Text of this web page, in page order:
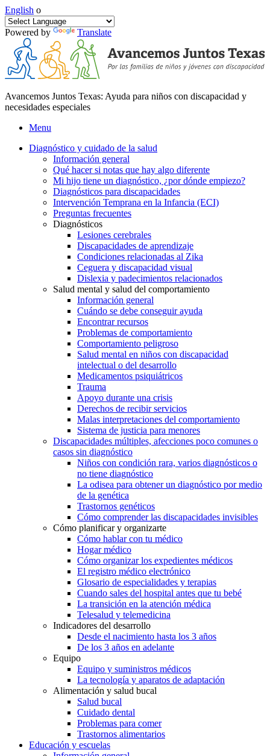
English o
Powered by Translate
Avancemos Juntos Texas: Ayuda para niños con discapacidad y
necesidades especiales
Menu
Diagnóstico y cuidado de la salud
Información general
Qué hacer si notas que hay algo diferente
Mi hijo tiene un diagnóstico, ¿por dónde empiezo?
Diagnósticos para discapacidades
Intervención Temprana en la Infancia (ECI)
Preguntas frecuentes
Diagnósticos
Lesiones cerebrales
Discapacidades de aprendizaje
Condiciones relacionadas al Zika
Ceguera y discapacidad visual
Dislexia y padecimientos relacionados
Salud mental y salud del comportamiento
Información general
Cuándo se debe conseguir ayuda
Encontrar recursos
Problemas de comportamiento
Comportamiento peligroso
Salud mental en niños con discapacidad
intelectual o del desarrollo
Medicamentos psiquiátricos
Trauma
Apoyo durante una crisis
Derechos de recibir servicios
Malas interpretaciones del comportamiento
Sistema de justicia para menores
Discapacidades múltiples, afecciones poco comunes o
casos sin diagnóstico
Niños con condición rara, varios diagnósticos o
no tiene diagnóstico
La odisea para obtener un diagnóstico por medio
de la genética
Trastornos genéticos
Cómo comprender las discapacidades invisibles
Cómo planificar y organizarte
Cómo hablar con tu médico
Hogar médico
Cómo organizar los expedientes médicos
El registro médico electrónico
Glosario de especialidades y terapias
Cuando sales del hospital antes que tu bebé
La transición en la atención médica
Telesalud y telemedicina
Indicadores del desarrollo
Desde el nacimiento hasta los 3 años
De los 3 años en adelante
Equipo
Equipo y suministros médicos
La tecnología y aparatos de adaptación
Alimentación y salud bucal
Salud bucal
Cuidado dental
Problemas para comer
Trastornos alimentarios
Educación y escuelas